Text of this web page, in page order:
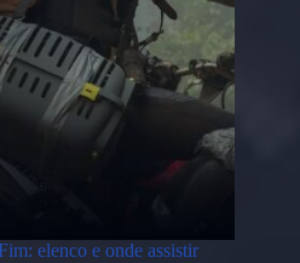
elenco e onde assistir